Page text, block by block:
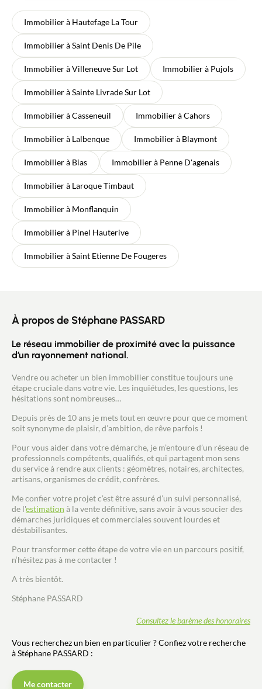
Immobilier à Hautefage La Tour
Immobilier à Saint Denis De Pile
Immobilier à Villeneuve Sur Lot Immobilier à Pujols
Immobilier à Sainte Livrade Sur Lot
Immobilier à Casseneuil Immobilier à Cahors
Immobilier à Lalbenque Immobilier à Blaymont
Immobilier à Bias Immobilier à Penne D'agenais
Immobilier à Laroque Timbaut
Immobilier à Monflanquin
Immobilier à Pinel Hauterive
Immobilier à Saint Etienne De Fougeres
À propos de Stéphane PASSARD
Le réseau immobilier de proximité avec la puissance
d’un rayonnement national.
Vendre ou acheter un bien immobilier constitue toujours une
étape cruciale dans votre vie. Les inquiétudes, les questions, les
hésitations sont nombreuses…
Depuis près de 10 ans je mets tout en œuvre pour que ce moment
soit synonyme de plaisir, d’ambition, de rêve parfois !
Pour vous aider dans votre démarche, je m’entoure d’un réseau de
professionnels compétents, qualifiés, et qui partagent mon sens
du service à rendre aux clients : géomètres, notaires, architectes,
artisans, organismes de crédit, confrères.
Me confier votre projet c’est être assuré d’un suivi personnalisé,
de l'estimation à la vente définitive, sans avoir à vous soucier des
démarches juridiques et commerciales souvent lourdes et
déstabilisantes.
Pour transformer cette étape de votre vie en un parcours positif,
n‘hésitez pas à me contacter !
A très bientôt.
Stéphane PASSARD
Consultez le barème des honoraires
Vous recherchez un bien en particulier ? Confiez votre recherche
à Stéphane PASSARD :
Me contacter